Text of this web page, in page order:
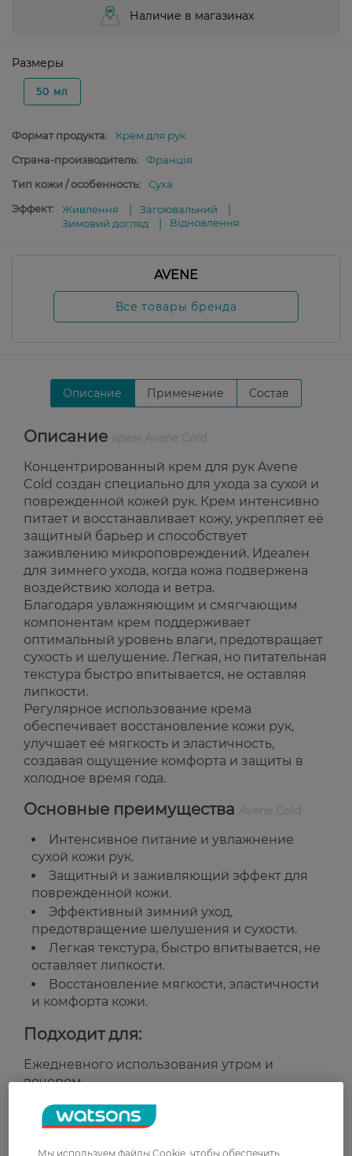
Наличие в магазинах
Размеры
50 мл
Формат продукта:
Крем для рук
Страна-производитель:
Франція
Тип кожи / особенность:
Суха
Эффект:
Живлення
Загоювальний
Зимовий догляд
Відновлення
AVENE
Все товары бренда
Описание Применение Состав
Описание
Концентрированный крем для рук Avene
Cold создан специально для ухода за сухой и
поврежденной кожей рук. Крем интенсивно
питает и восстанавливает кожу, укрепляет её
защитный барьер и способствует
заживлению микроповреждений. Идеален
для зимнего ухода, когда кожа подвержена
воздействию холода и ветра.
Благодаря увлажняющим и смягчающим
компонентам крем поддерживает
оптимальный уровень влаги, предотвращает
сухость и шелушение. Легкая, но питательная
текстура быстро впитывается, не оставляя
липкости.
Регулярное использование крема
обеспечивает восстановление кожи рук,
улучшает её мягкость и эластичность,
создавая ощущение комфорта и защиты в
холодное время года.
Основные преимущества
Интенсивное питание и увлажнение
сухой кожи рук.
Защитный и заживляющий эффект для
поврежденной кожи.
Эффективный зимний уход,
предотвращение шелушения и сухости.
Легкая текстура, быстро впитывается, не
оставляет липкости.
Восстановление мягкости, эластичности
и комфорта кожи.
Подходит для:
Ежедневного использования утром и
вечером.
рук.
Страна-производитель: Франция
Мы используем файлы Cookie, чтобы обеспечить